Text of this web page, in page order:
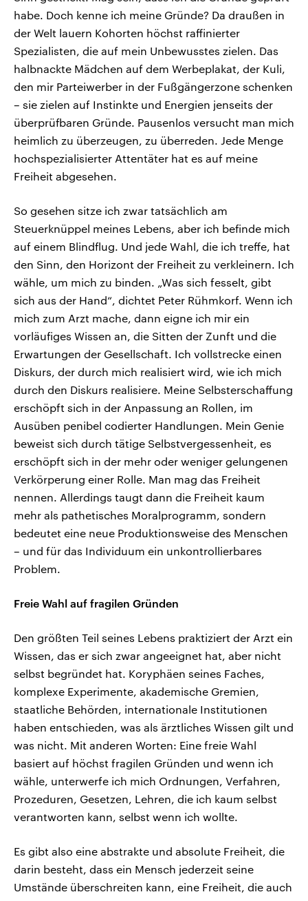
habe. Doch kenne ich meine Gründe? Da draußen in
der Welt lauern Kohorten höchst raffinierter
Spezialisten, die auf mein Unbewusstes zielen. Das
halbnackte Mädchen auf dem Werbeplakat, der Kuli,
den mir Parteiwerber in der Fußgängerzone schenken
– sie zielen auf Instinkte und Energien jenseits der
überprüfbaren Gründe. Pausenlos versucht man mich
heimlich zu überzeugen, zu überreden. Jede Menge
hochspezialisierter Attentäter hat es auf meine
Freiheit abgesehen.
So gesehen sitze ich zwar tatsächlich am
Steuerknüppel meines Lebens, aber ich befinde mich
auf einem Blindflug. Und jede Wahl, die ich treffe, hat
den Sinn, den Horizont der Freiheit zu verkleinern. Ich
wähle, um mich zu binden. „Was sich fesselt, gibt
sich aus der Hand“, dichtet Peter Rühmkorf. Wenn ich
mich zum Arzt mache, dann eigne ich mir ein
vorläufiges Wissen an, die Sitten der Zunft und die
Erwartungen der Gesellschaft. Ich vollstrecke einen
Diskurs, der durch mich realisiert wird, wie ich mich
durch den Diskurs realisiere. Meine Selbsterschaffung
erschöpft sich in der Anpassung an Rollen, im
Ausüben penibel codierter Handlungen. Mein Genie
beweist sich durch tätige Selbstvergessenheit, es
erschöpft sich in der mehr oder weniger gelungenen
Verkörperung einer Rolle. Man mag das Freiheit
nennen. Allerdings taugt dann die Freiheit kaum
mehr als pathetisches Moralprogramm, sondern
bedeutet eine neue Produktionsweise des Menschen
– und für das Individuum ein unkontrollierbares
Problem.
Freie Wahl auf fragilen Gründen
Den größten Teil seines Lebens praktiziert der Arzt ein
Wissen, das er sich zwar angeeignet hat, aber nicht
selbst begründet hat. Koryphäen seines Faches,
komplexe Experimente, akademische Gremien,
staatliche Behörden, internationale Institutionen
haben entschieden, was als ärztliches Wissen gilt und
was nicht. Mit anderen Worten: Eine freie Wahl
basiert auf höchst fragilen Gründen und wenn ich
wähle, unterwerfe ich mich Ordnungen, Verfahren,
Prozeduren, Gesetzen, Lehren, die ich kaum selbst
verantworten kann, selbst wenn ich wollte.
Es gibt also eine abstrakte und absolute Freiheit, die
darin besteht, dass ein Mensch jederzeit seine
Umstände überschreiten kann, eine Freiheit, die auch